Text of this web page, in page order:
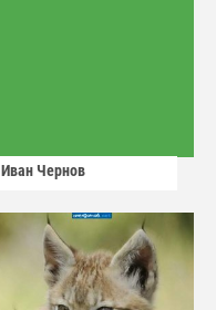
Иван Чернов